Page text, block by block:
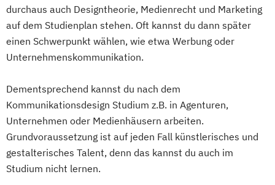
durchaus auch Designtheorie, Medienrecht und Marketing
auf dem Studienplan stehen. Oft kannst du dann später
einen Schwerpunkt wählen, wie etwa Werbung oder
Unternehmenskommunikation.
Dementsprechend kannst du nach dem
Kommunikationsdesign Studium z.B. in Agenturen,
Unternehmen oder Medienhäusern arbeiten.
Grundvoraussetzung ist auf jeden Fall künstlerisches und
gestalterisches Talent, denn das kannst du auch im
Studium nicht lernen.